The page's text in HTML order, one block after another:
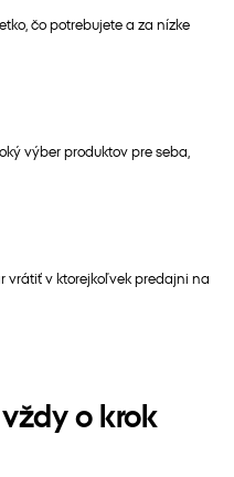
čo potrebujete a za nízke
výber produktov pre seba,
vrátiť v ktorejkoľvek predajni na
o krok